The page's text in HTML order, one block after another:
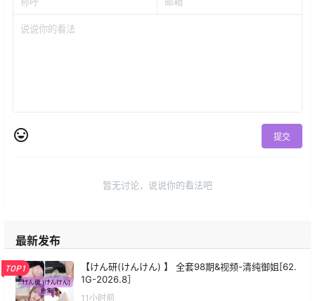
提交
暂无讨论，说说你的看法吧
最新发布
TOP1
【けん研(けんけん) 】 全套98期&视频-清纯御姐[62.
1G-2026.8］
11小时前